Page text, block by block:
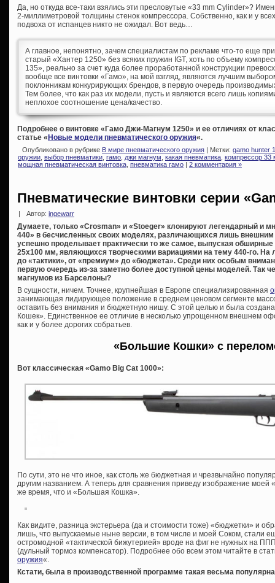
Да, но откуда все-таки взялись эти пресловутые «33 mm Сylinder»?
2-миллиметровой толщины стенок компрессора. Собственно, как и у
подвоха от испанцев никто не ожидал. Вот ведь…
А главное, непонятно, зачем специалистам по рекламе что-то еще
старый «Хантер 1250» без всяких пружин IGT, хоть по объему
135», реально за счет куда более проработанной конструкции
вообще все винтовки «Гамо», на мой взгляд, являются лучшим
поклонникам конкурирующих брендов, в первую очередь
Тем более, что как раз их модели, пусть и являются всего лишь
неплохое соотношение цена/качество.
Подробнее о винтовке «Гамо Джи-Магнум 1250» и ее отличиях от
статье «Новые модели пневматического оружия«.
Опубликовано в рубрике В мире пневматического оружия | Метки: gamo hunter
оружии выбор пневматики гамо джи магнум какая пневматика компрессор 33
мощная пневматическая винтовка пневматика гамо | 2 комментария »
Пневматические винтовки серии
Автор: ingewarr
Думаете, только «Crosman» и «Stoeger» клонируют легендарный и
440» в бесчисленных своих моделях, различающихся лишь
успешно проделывает практически то же самое, выпуская
25х100 мм, являющихся творческими вариациями на тему 440-го. На
до «тактики», от «премиум» до «бюджета». Среди них особым
первую очередь из-за заметно более доступной цены моделей. Так
магнумов из Барселоны?
В сущности, ничем. Точнее, крупнейшая в Европе специализированная
занимающая лидирующее положение в среднем ценовом сегменте
оставить без внимания и бюджетную нишу. С этой целью и была
Кошек». Единственное ее отличие в несколько упрощенном внешнем
как и у более дорогих собратьев.
«Большие Кошки» с
Вот классическая «Gamo Big Cat 1000»:
По сути, это не что иное, как столь же бюджетная и чрезвычайно
другим названием. А теперь для сравнения приведу изображение моей
же время, что и «Большая Кошка».
Как видите, разница экстерьера (да и стоимости тоже) «бюджетки» и
лишь, что выпускаемые ныне версии, в том числе и моей Соком, стали
остромодной «тактической бижутерией» вроде на фиг не нужных на
(дульный тормоз компенсатор). Подробнее обо всем этом читайте в
оружия«.
Кстати, была в производственной программе такая весьма